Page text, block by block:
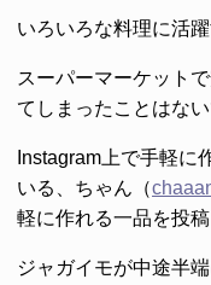
いろいろな料理に活
スーパーマーケット
てしまったことはない
Instagram上で手軽に
いる、ちゃん（
軽に作れる一品を投稿
ジャガイモが中途半